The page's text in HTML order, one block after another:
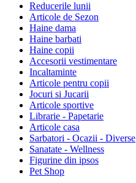
Reducerile lunii
Articole de Sezon
Haine dama
Haine barbati
Haine copii
Accesorii vestimentare
Incaltaminte
Articole pentru copii
Jocuri si Jucarii
Articole sportive
Librarie - Papetarie
Articole casa
Sarbatori - Ocazii - Diverse
Sanatate - Wellness
Figurine din ipsos
Pet Shop